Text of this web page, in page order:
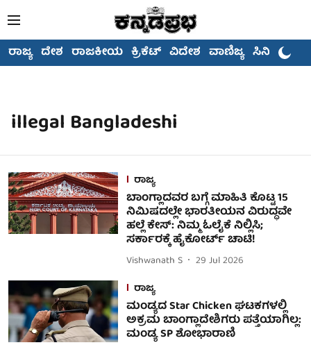
ರಾಜ್ಯ ದೇಶ ರಾಜಕೀಯ ಕ್ರಿಕೆಟ್ ವಿದೇಶ ವಾಣಿಜ್ಯ ಸಿನಿಮಾ
illegal Bangladeshi
ರಾಜ್ಯ
ಬಾಂಗ್ಲಾದವರ ಬಗ್ಗೆ ಮಾಹಿತಿ ಕೊಟ್ಟ 15
ನಿಮಿಷದಲ್ಲೇ ಭಾರತೀಯನ ವಿರುದ್ಧವೇ
ಹಲ್ಲೆ ಕೇಸ್: ನಿಮ್ಮ ಓಲೈಕೆ ನಿಲ್ಲಿಸಿ;
ಸರ್ಕಾರಕ್ಕೆ ಹೈಕೋರ್ಟ್ ಚಾಟಿ!
Vishwanath S
29 Jul 2026
ರಾಜ್ಯ
ಮಂಡ್ಯದ Star Chicken ಘಟಕಗಳಲ್ಲಿ
ಅಕ್ರಮ ಬಾಂಗ್ಲಾದೇಶಿಗರು ಪತ್ತೆಯಾಗಿಲ್ಲ:
ಮಂಡ್ಯ SP ಶೋಭಾರಾಣಿ